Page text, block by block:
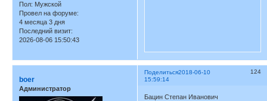
Пол: Мужской
Провел на форуме:
4 месяца 3 дня
Последний визит:
2026-08-06 15:50:43
Поделиться 124
2018-06-10
15:59:14
boer
Администратор
Бацин Степан Иванович